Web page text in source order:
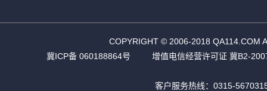
COPYRIGHT © 2006-2018 QA114.COM
冀ICP备 060188864号
增值电信经营许可证 冀B2-
客户服务热线：0315-